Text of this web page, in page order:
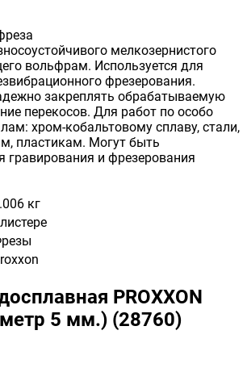
мелкозернистого
вольфрам. Используется для
фрезерования.
закреплять обрабатываемую
перекосов. Для работ по особо
хром-кобальтовому сплаву, стали,
пластикам. Могут быть
гравирования и фрезерования
кг
PROXXON
5 мм.) (28760)